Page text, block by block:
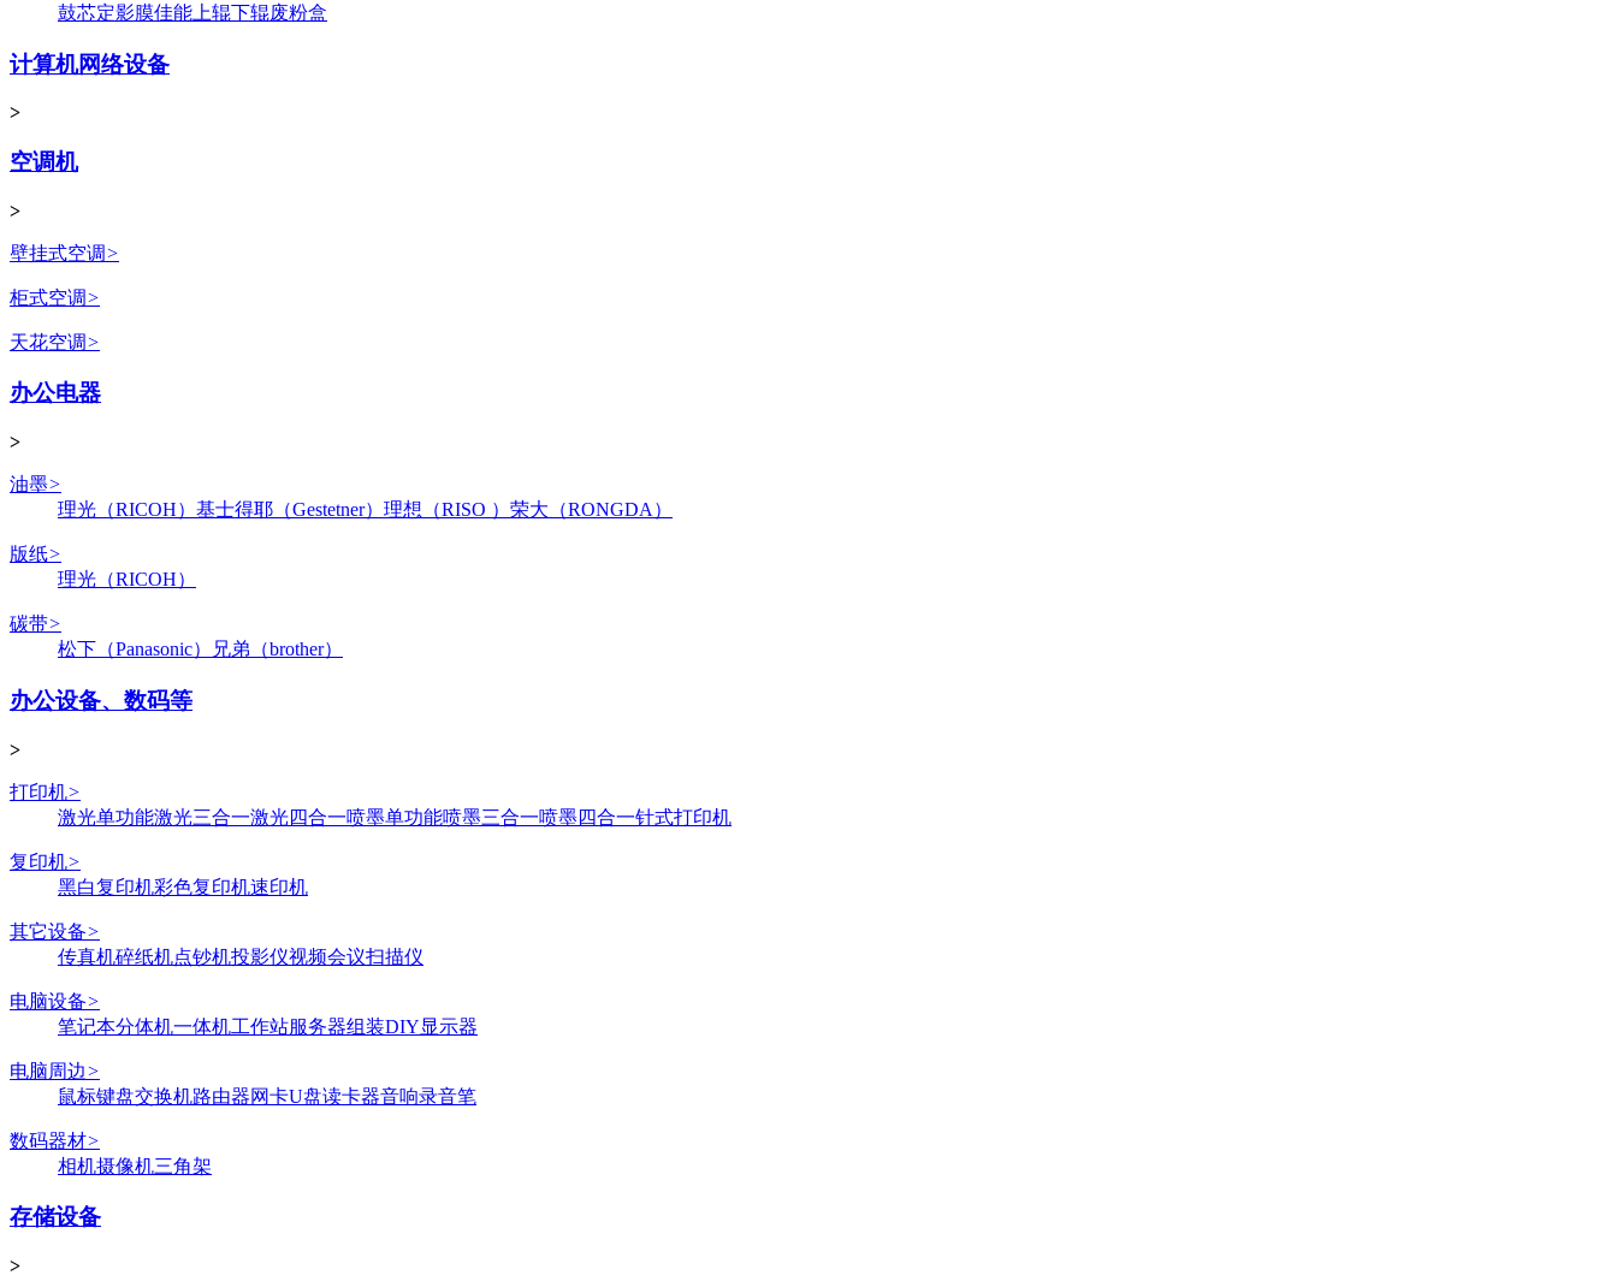
鼓芯定影膜佳能 上辊下辊废粉盒
计算机网络设备
>
空调机
>
壁挂式空调>
柜式空调>
天花空调>
办公电器
>
油墨>
理光（RICOH） 基士得耶（Gestetner） 理想（RISO ） 荣大（RONGDA）
版纸>
理光（RICOH）
碳带>
松下（Panasonic）
兄弟（brother）
办公设备、数码等
>
打印机>
激光单功能激光三合一激光四合一喷墨单功能喷墨三合一喷墨四合一针式打印机
复印机>
黑白复印机彩色复印机速印机
其它设备>
传真机碎纸机点钞机投影仪视频会议扫描仪
电脑设备>
笔记本分体机一体机工作站服务器组装DIY显示器
电脑周边>
鼠标键盘交换机路由器网卡U盘读卡器音响录音笔
数码器材>
相机摄像机三角架
存储设备
>